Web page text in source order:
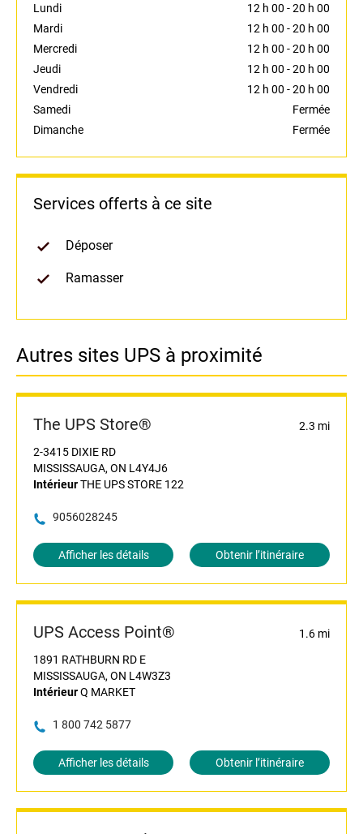
Lundi 12 h 00 -20 h 00
Mardi
12 h 00 -20 h 00
Mercredi
12 h 00 -20 h 00
Jeudi
12 h 00 -20 h 00
Vendredi
12 h 00 -20 h 00
Samedi
Fermée
Dimanche
Fermée
Services offerts à ce site
Déposer
Ramasser
Autres sites UPS à proximité
The UPS Store®
2.3 mi
2-3415 DIXIE RD
MISSISSAUGA, ON L4Y4J6
IntérieurTHE UPS STORE 122
9056028245
Afficher les détails Obtenir l’itinéraire
UPS Access Point®
1.6 mi
1891 RATHBURN RD E
MISSISSAUGA, ON L4W3Z3
IntérieurQ MARKET
1 800 742 5877
Afficher les détails Obtenir l’itinéraire